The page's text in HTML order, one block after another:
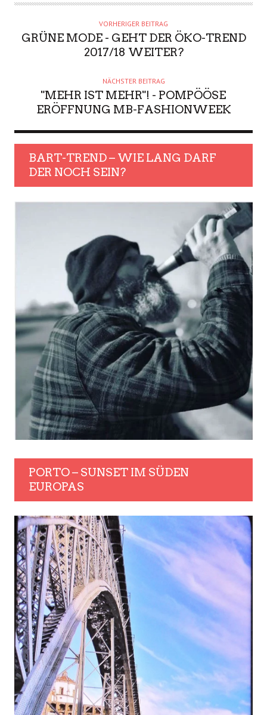
VORHERIGER BEITRAG
GRÜNE MODE - GEHT DER ÖKO-TREND
2017/18 WEITER?
NÄCHSTER BEITRAG
"MEHR IST MEHR"! - POMPÖÖSE
ERÖFFNUNG MB-FASHIONWEEK
BART-TREND – WIE LANG DARF
DER NOCH SEIN?
PORTO – SUNSET IM SÜDEN
EUROPAS